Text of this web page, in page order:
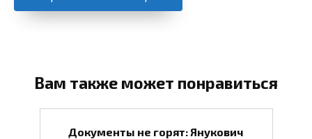
Вам также может понравиться
Документы не горят: Янукович